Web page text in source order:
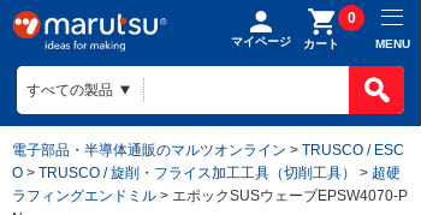
マイページ カート
0
MENU
電子部品・半導体通販のマルツオンライン > TRUSCO / ESC
O > TRUSCO / 旋削・フライス加工工具（切削工具） > 超硬
ラフィングエンドミル > エポックSUSウェーブEPSW4070-P